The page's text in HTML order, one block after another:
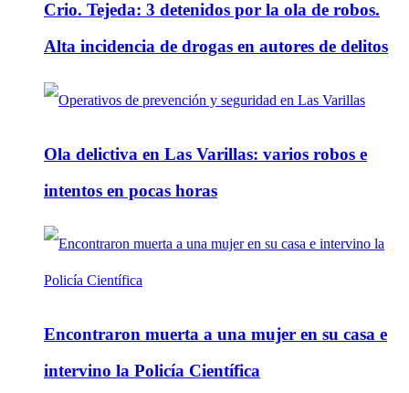
Crio. Tejeda: 3 detenidos por la ola de robos.
Alta incidencia de drogas en autores de delitos
Ola delictiva en Las Varillas: varios robos e
intentos en pocas horas
Encontraron muerta a una mujer en su casa e
intervino la Policía Científica